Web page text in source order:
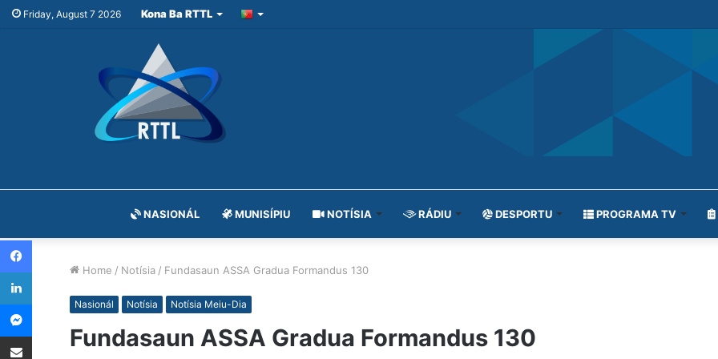
Friday, August 7 2026 Kona Ba RTTL
NASIONÁL MUNISÍPIU NOTÍSIA RÁDIU DESPORTU PROGRAMA TV
Home / Notísia / Fundasaun ASSA Gradua Formandus 130
Nasionál Notísia Notísia Meiu-Dia
Fundasaun ASSA Gradua Formandus 130
Facebook
LinkedIn
Messenger